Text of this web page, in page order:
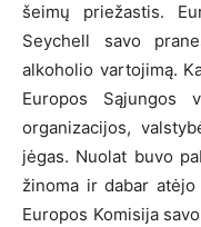
šeimų priežastis.
Seychell savo
alkoholio vartojimą.
Europos Sąjungos
organizacijos,
jėgas. Nuolat buvo
žinoma ir dabar
Europos Komisija